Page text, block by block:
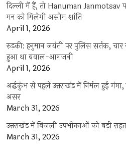
दिल्ली में हैं, तो Hanuman Janmotsav
मन को मिलेगी असीम शांति
April 1, 2026
रुड़की: हनुमान जयंती पर पुलिस सर्तक, चार
हुआ था बवाल-आगजनी
April 1, 2026
अर्द्धकुंभ से पहले उत्तराखंड में निर्मल हुई
असर
March 31, 2026
उत्तराखंड में बिजली उपभोक्ताओं को बड़ी
March 31, 2026